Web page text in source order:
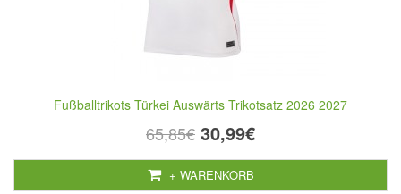
Fußballtrikots Türkei Auswärts Trikotsatz 2026 2027
65,85€ 30,99€
+ WARENKORB